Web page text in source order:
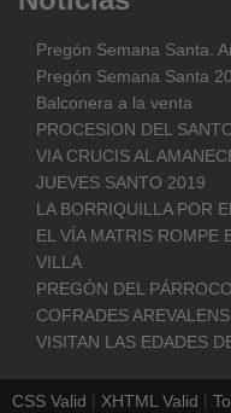
Pregón Semana Santa.
Pregón Semana Santa
Balconera a la venta
PROCESION DEL
VIA CRUCIS AL
JUEVES SANTO 2019
LA BORRIQUILLA POR
EL VÍA MATRIS ROMPE
VILLA
PREGÓN DEL
COFRADES
VISITAN LAS EDADES
CSS Valid | XHTML Valid |